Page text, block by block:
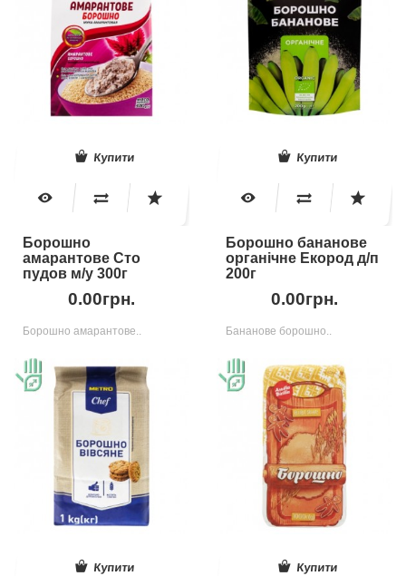
Купити
Борошно
амарантове Сто
пудов м/у 300г
0.00грн.
Борошно амарантове..
Купити
Борошно бананове
органічне Екород д/п
200г
0.00грн.
Бананове борошно..
Купити Купити